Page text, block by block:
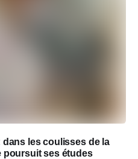
dans les coulisses de la
poursuit ses études